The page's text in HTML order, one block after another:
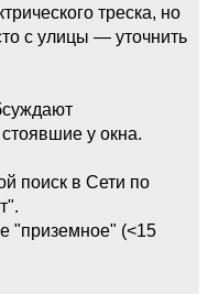
треска, но
с улицы — уточнить
у окна.
поиск в Сети по
"приземное" (<15